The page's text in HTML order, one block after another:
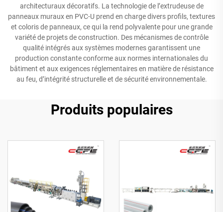
architecturaux décoratifs. La technologie de l’extrudeuse de
panneaux muraux en PVC-U prend en charge divers profils, textures
et coloris de panneaux, ce qui la rend polyvalente pour une grande
variété de projets de construction. Des mécanismes de contrôle
qualité intégrés aux systèmes modernes garantissent une
production constante conforme aux normes internationales du
bâtiment et aux exigences réglementaires en matière de résistance
au feu, d’intégrité structurelle et de sécurité environnementale.
Produits populaires